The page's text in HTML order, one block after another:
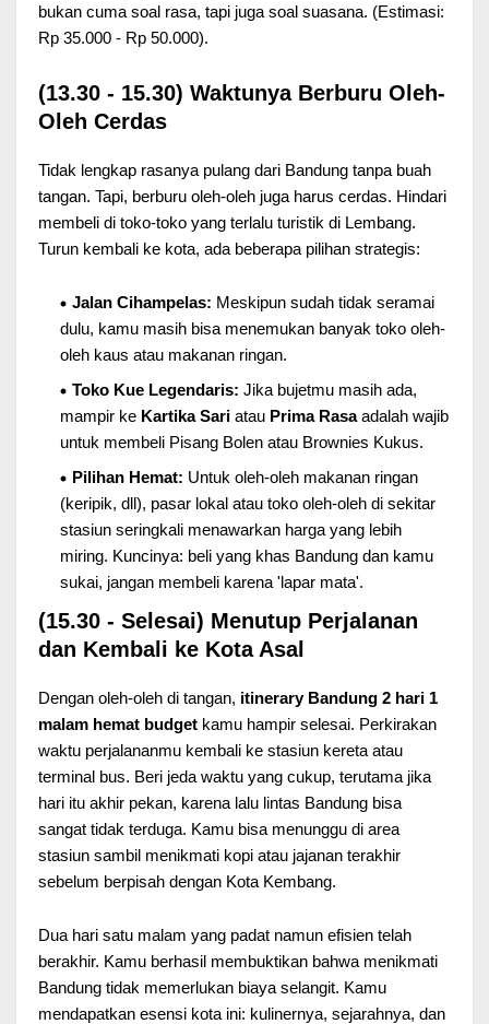
bukan cuma soal rasa, tapi juga soal suasana. (Estimasi:
Rp 35.000 - Rp 50.000).
(13.30 - 15.30) Waktunya Berburu Oleh-
Oleh Cerdas
Tidak lengkap rasanya pulang dari Bandung tanpa buah
tangan. Tapi, berburu oleh-oleh juga harus cerdas. Hindari
membeli di toko-toko yang terlalu turistik di Lembang.
Turun kembali ke kota, ada beberapa pilihan strategis:
Jalan Cihampelas: Meskipun sudah tidak seramai
dulu, kamu masih bisa menemukan banyak toko oleh-
oleh kaus atau makanan ringan.
Toko Kue Legendaris: Jika bujetmu masih ada,
mampir ke Kartika Sari atau Prima Rasaadalah wajib
untuk membeli Pisang Bolen atau Brownies Kukus.
Pilihan Hemat: Untuk oleh-oleh makanan ringan
(keripik, dll), pasar lokal atau toko oleh-oleh di sekitar
stasiun seringkali menawarkan harga yang lebih
miring. Kuncinya: beli yang khas Bandung dan kamu
sukai, jangan membeli karena 'lapar mata'.
(15.30 - Selesai) Menutup Perjalanan
dan Kembali ke Kota Asal
Dengan oleh-oleh di tangan, itinerary Bandung 2 hari 1
malam hemat budget kamu hampir selesai. Perkirakan
waktu perjalananmu kembali ke stasiun kereta atau
terminal bus. Beri jeda waktu yang cukup, terutama jika
hari itu akhir pekan, karena lalu lintas Bandung bisa
sangat tidak terduga. Kamu bisa menunggu di area
stasiun sambil menikmati kopi atau jajanan terakhir
sebelum berpisah dengan Kota Kembang.
Dua hari satu malam yang padat namun efisien telah
berakhir. Kamu berhasil membuktikan bahwa menikmati
Bandung tidak memerlukan biaya selangit. Kamu
mendapatkan esensi kota ini: kulinernya, sejarahnya, dan